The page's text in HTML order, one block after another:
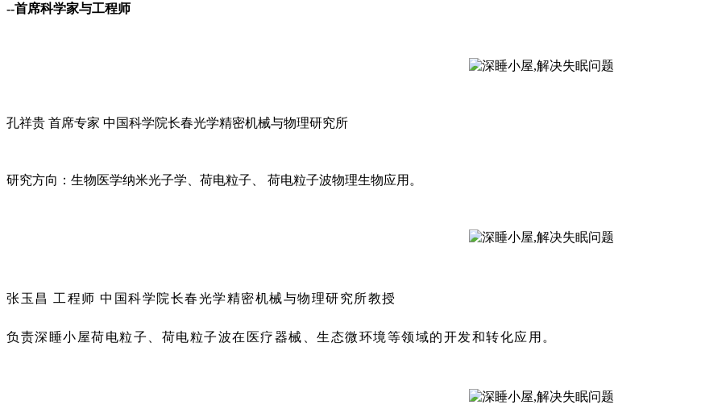
--首席科学家与工程师
孔祥贵 首席专家 中国科学院长春光学精密机械与物理研究所
研究方向：生物医学纳米光子学、荷电粒子、 荷电粒子波物理生物应用。
张玉昌 工程师 中国科学院长春光学精密机械与物理研究所教授
负责深睡小屋荷电粒子、荷电粒子波在医疗器械、生态微环境等领域的开发和转化应用。